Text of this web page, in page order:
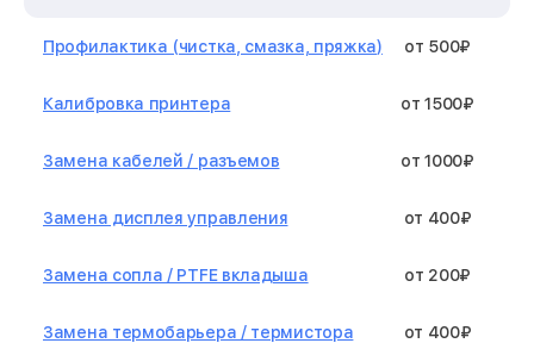
Профилактика (чистка, смазка, пряжка) от 500₽
Калибровка принтера от 1500₽
Замена кабелей / разъемов от 1000₽
Замена дисплея управления от 400₽
Замена сопла / PTFE вкладыша от 200₽
Замена термобарьера / термистора от 400₽